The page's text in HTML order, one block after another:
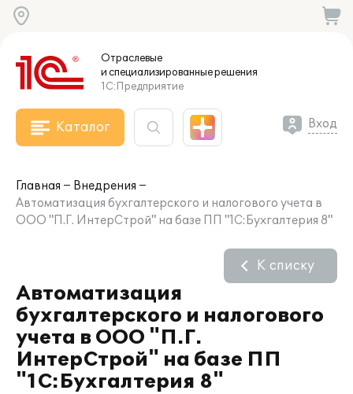
Отраслевые
и специализированныерешения
1С:Предприятие
Каталог Вход
Главная
Внедрения
Автоматизация бухгалтерского и налогового учета в
ООО "П.Г. ИнтерСтрой" на базе ПП "1С:Бухгалтерия 8"
Автоматизация
бухгалтерского и налогового
учета в ООО "П.Г.
ИнтерСтрой" на базе ПП
"1С:Бухгалтерия 8"
К списку